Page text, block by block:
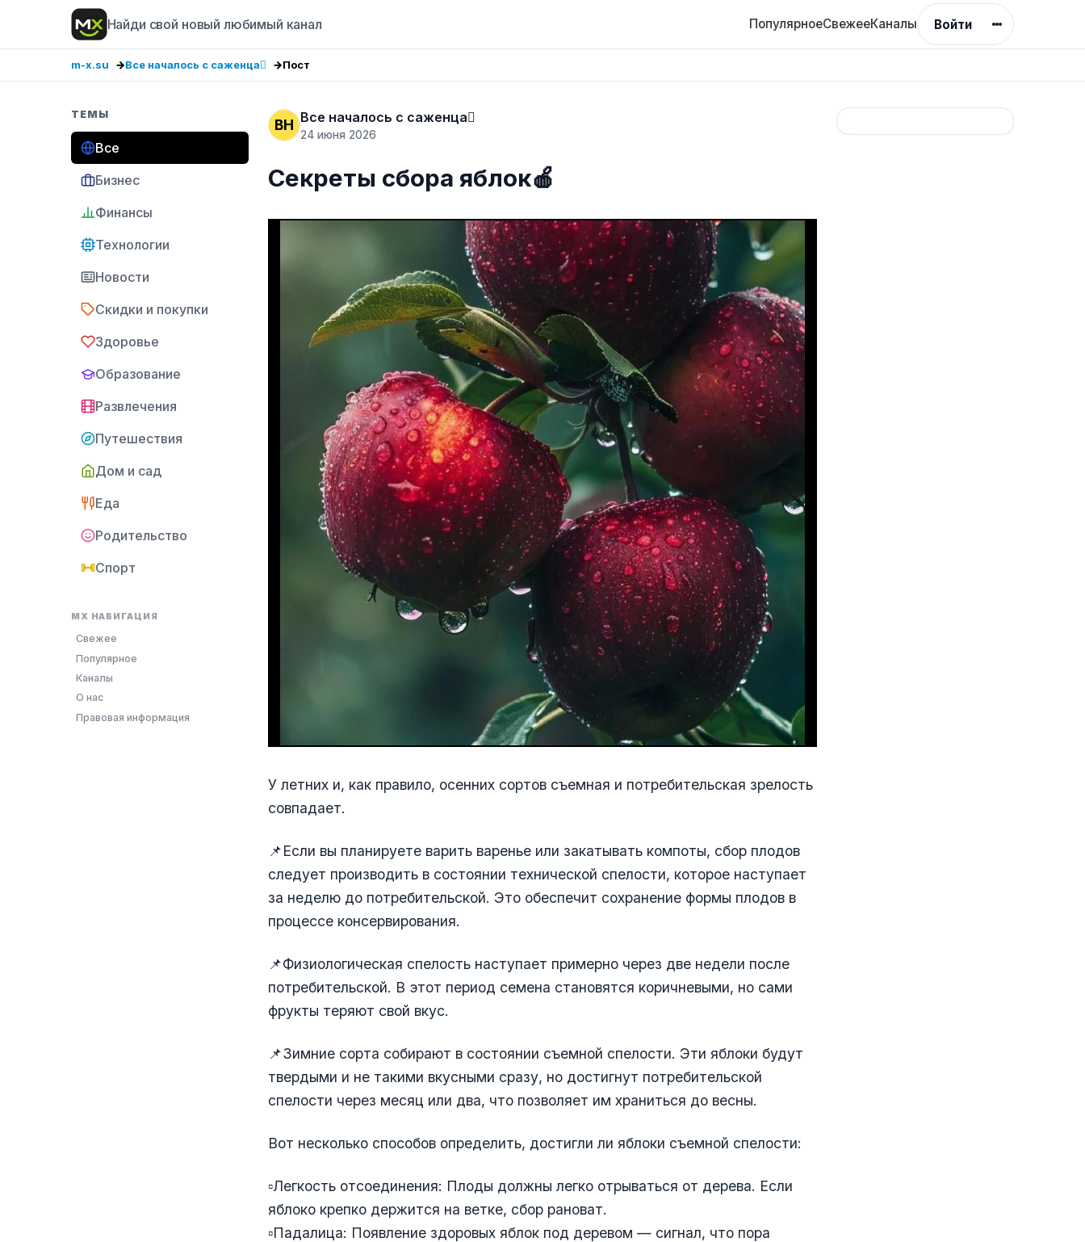
Найди свой новый любимый канал ПопулярноеСвежееКаналы Войти
m-x.su Все началось с саженца🪾 Пост
ТЕМЫ
Все
Бизнес
Финансы
Технологии
Новости
Скидки и покупки
Здоровье
Образование
Развлечения
Путешествия
Дом и сад
Еда
Родительство
Спорт
MX НАВИГАЦИЯ
Свежее
Популярное
Каналы
О нас
Правовая информация
ВН Все началось с саженца🪾
24 июня 2026
Секреты сбора яблок🍎
У летних и, как правило, осенних сортов съемная и потребительская зрелость
совпадает.
📌Если вы планируете варить варенье или закатывать компоты, сбор плодов
следует производить в состоянии технической спелости, которое наступает
за неделю до потребительской. Это обеспечит сохранение формы плодов в
процессе консервирования.
📌Физиологическая спелость наступает примерно через две недели после
потребительской. В этот период семена становятся коричневыми, но сами
фрукты теряют свой вкус.
📌Зимние сорта собирают в состоянии съемной спелости. Эти яблоки будут
твердыми и не такими вкусными сразу, но достигнут потребительской
спелости через месяц или два, что позволяет им храниться до весны.
Вот несколько способов определить, достигли ли яблоки съемной спелости:
▫️Легкость отсоединения: Плоды должны легко отрываться от дерева. Если
яблоко крепко держится на ветке, сбор рановат.
▫️Падалица: Появление здоровых яблок под деревом — сигнал, что пора